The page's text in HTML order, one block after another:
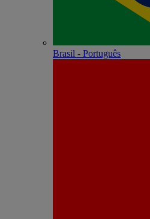
Brasil - Português